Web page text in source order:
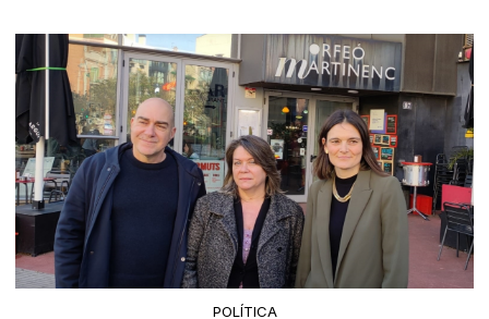
POLÍTICA